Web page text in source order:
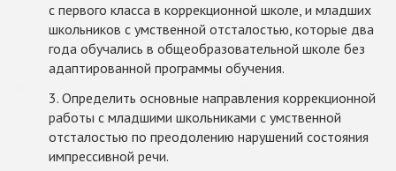
с первого класса в коррекционной школе, и младших
школьников с умственной отсталостью, которые два
года обучались в общеобразовательной школе без
адаптированной программы обучения.
3. Определить основные направления коррекционной
работы с младшими школьниками с умственной
отсталостью по преодолению нарушений состояния
импрессивной речи.